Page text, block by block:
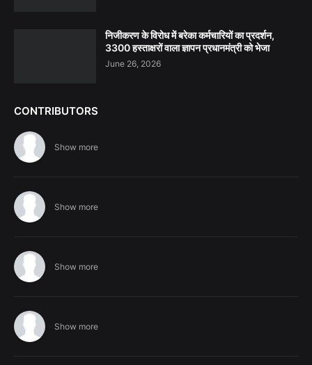
निजीकरण के विरोध में बरेका कर्मचारियों का प्रदर्शन,
3300 हस्ताक्षरों वाला ज्ञापन प्रधानमंत्री को भेजा
June 26, 2026
CONTRIBUTORS
Show more
Show more
Show more
Show more